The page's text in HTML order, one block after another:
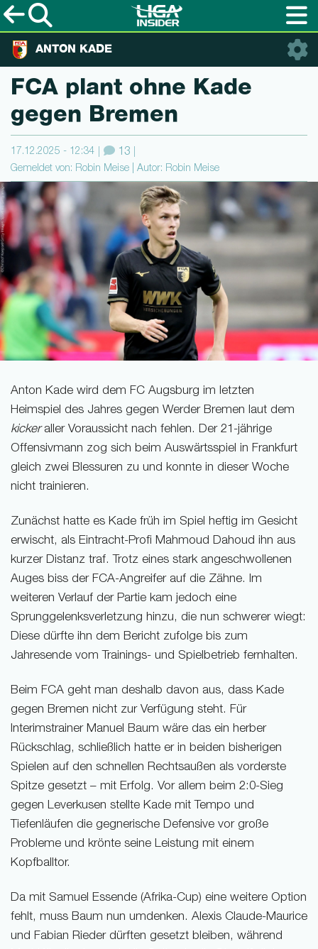
ANTON KADE
FCA plant ohne Kade
gegen Bremen
17.12.2025 - 12:34 13
Gemeldet von: Robin Meise | Autor: Robin Meise
Anton Kade wird dem FC Augsburg im letzten
Heimspiel des Jahres gegen Werder Bremen laut dem
kickeraller Voraussicht nach fehlen. Der 21-jährige
Offensivmann zog sich beim Auswärtsspiel in Frankfurt
gleich zwei Blessuren zu und konnte in dieser Woche
nicht trainieren.
Zunächst hatte es Kade früh im Spiel heftig im Gesicht
erwischt, als Eintracht-Profi Mahmoud Dahoud ihn aus
kurzer Distanz traf. Trotz eines stark angeschwollenen
Auges biss der FCA-Angreifer auf die Zähne. Im
weiteren Verlauf der Partie kam jedoch eine
Sprunggelenksverletzung hinzu, die nun schwerer wiegt:
Diese dürfte ihn dem Bericht zufolge bis zum
Jahresende vom Trainings- und Spielbetrieb fernhalten.
Beim FCA geht man deshalb davon aus, dass Kade
gegen Bremen nicht zur Verfügung steht. Für
Interimstrainer Manuel Baum wäre das ein herber
Rückschlag, schließlich hatte er in beiden bisherigen
Spielen auf den schnellen Rechtsaußen als vorderste
Spitze gesetzt – mit Erfolg. Vor allem beim 2:0-Sieg
gegen Leverkusen stellte Kade mit Tempo und
Tiefenläufen die gegnerische Defensive vor große
Probleme und krönte seine Leistung mit einem
Kopfballtor.
Da mit Samuel Essende (Afrika-Cup) eine weitere Option
fehlt, muss Baum nun umdenken. Alexis Claude-Maurice
und Fabian Rieder dürften gesetzt bleiben, während